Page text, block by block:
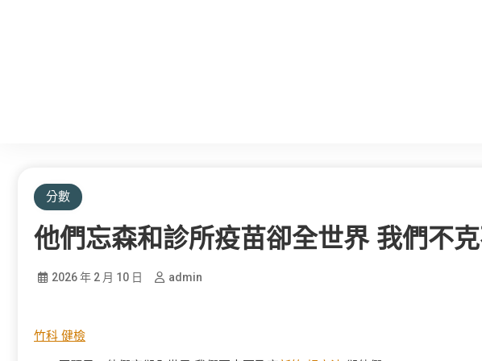
分數
他們忘森和診所疫苗卻全世界 我們不
2026 年 2 月 10 日 admin
竹科 健檢